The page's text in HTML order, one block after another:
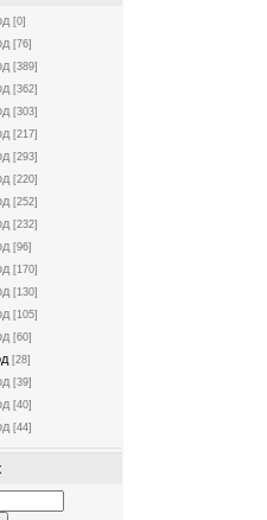
[0]
[76]
[389]
[362]
[303]
[217]
[293]
[220]
[252]
[232]
[96]
[170]
[130]
[105]
[60]
[28]
[39]
[40]
[44]